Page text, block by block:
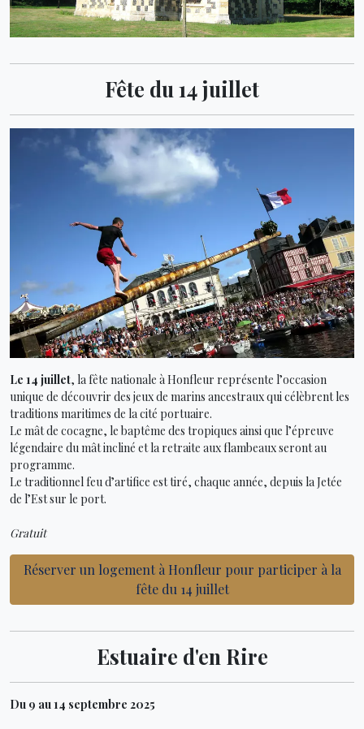
Fête du 14 juillet
Le 14 juillet, la fête nationale à Honfleur représente l’occasion
unique de découvrir des jeux de marins ancestraux qui célèbrent les
traditions maritimes de la cité portuaire.
Le mât de cocagne, le baptême des tropiques ainsi que l’épreuve
légendaire du mât incliné et la retraite aux flambeaux seront au
programme.
Le traditionnel feu d’artifice est tiré, chaque année, depuis la Jetée
de l’Est sur le port.
Gratuit
Réserver un logement à Honfleur pour participer à la
fête du 14 juillet
Estuaire d'en Rire
Du 9 au 14 septembre 2025